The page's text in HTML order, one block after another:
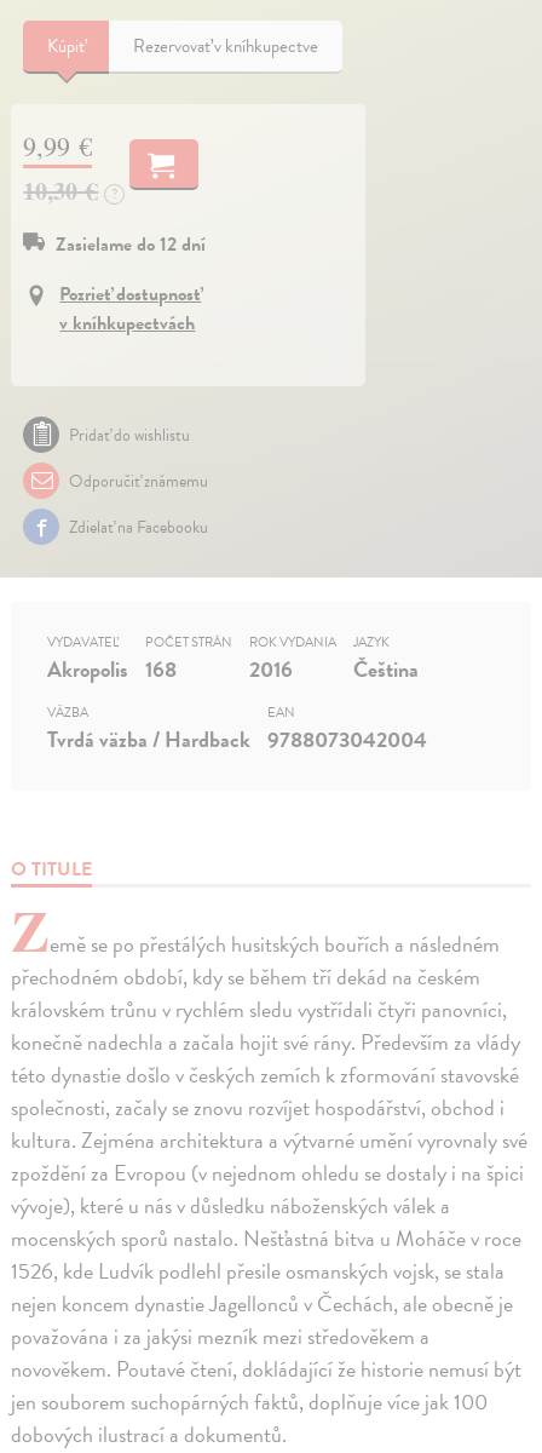
Kúpiť Rezervovať v kníhkupectve
9,99 €
10,30 €
?
Zasielame do 12 dní
Pozrieť dostupnosť
v kníhkupectvách
Pridať do wishlistu
Odporučiť známemu
Zdielať na Facebooku
O TITULE
Země se po přestálých husitských bouřích a následném
přechodném období, kdy se během tří dekád na českém
královském trůnu v rychlém sledu vystřídali čtyři panovníci,
konečně nadechla a začala hojit své rány. Především za vlády
této dynastie došlo v českých zemích k zformování stavovské
společnosti, začaly se znovu rozvíjet hospodářství, obchod i
kultura. Zejména architektura a výtvarné umění vyrovnaly své
zpoždění za Evropou (v nejednom ohledu se dostaly i na špici
vývoje), které u nás v důsledku náboženských válek a
mocenských sporů nastalo. Nešťastná bitva u Moháče v roce
1526, kde Ludvík podlehl přesile osmanských vojsk, se stala
nejen koncem dynastie Jagellonců v Čechách, ale obecně je
považována i za jakýsi mezník mezi středověkem a
novověkem. Poutavé čtení, dokládající že historie nemusí být
jen souborem suchopárných faktů, doplňuje více jak 100
dobových ilustrací a dokumentů.
VYDAVATEĽ
Akropolis
POČET STRÁN
168
ROK VYDANIA
2016
JAZYK
Čeština
VÄZBA
Tvrdá väzba / Hardback
EAN
9788073042004